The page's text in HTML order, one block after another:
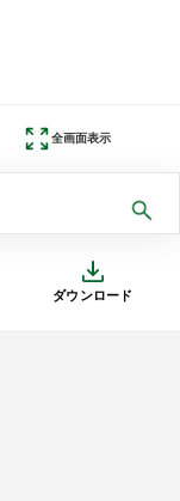
ダウンロード
全画面表示